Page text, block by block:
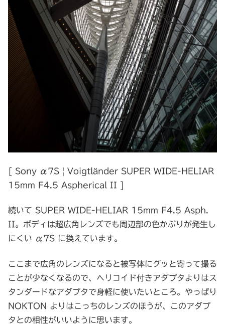
[ Sony α7S | Voigtländer SUPER WIDE-HELIAR
15mm F4.5 Aspherical II ]
続いて SUPER WIDE-HELIAR 15mm F4.5 Asph.
II。ボディは超広角レンズでも周辺部の色かぶりが発生し
にくい α7S に換えています。
ここまで広角のレンズになると被写体にグッと寄って撮る
ことが少なくなるので、ヘリコイド付きアダプタよりはス
タンダードなアダプタで身軽に使いたいところ。やっぱり
NOKTON よりはこっちのレンズのほうが、このアダプ
タとの相性がいいように思います。